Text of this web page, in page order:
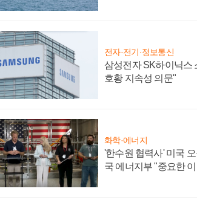
전자·전기·정보통신
삼성전자 SK하이닉스
호황 지속성 의문"
화학·에너지
'한수원 협력사' 미국
국 에너지부 "중요한